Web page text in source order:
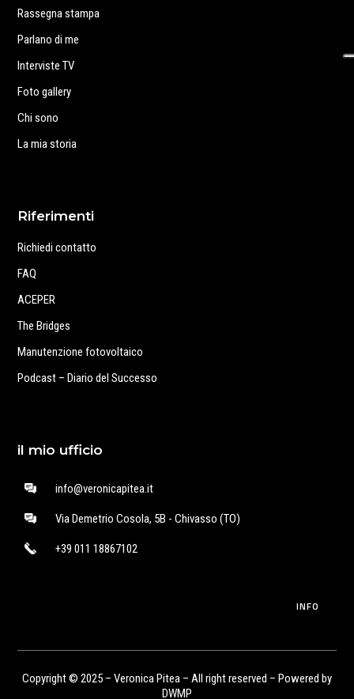
Rassegna stampa
Parlano di me
Interviste TV
Foto gallery
Chi sono
La mia storia
Riferimenti
Richiedi contatto
FAQ
ACEPER
The Bridges
Manutenzione fotovoltaico
Podcast – Diario del Successo
il mio ufficio
info@veronicapitea.it
Via Demetrio Cosola, 5B - Chivasso (TO)
+39 011 18867102
INFO
Copyright © 2025 – Veronica Pitea – All right reserved – Powered by
DWMP